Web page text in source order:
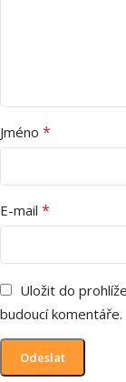
Jméno *
E-mail *
Uložit do
budoucí komentáře.